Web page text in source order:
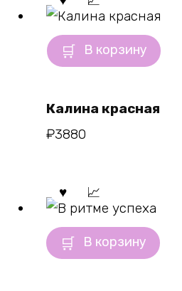
В корзину
Калина красная
₽3880
В корзину